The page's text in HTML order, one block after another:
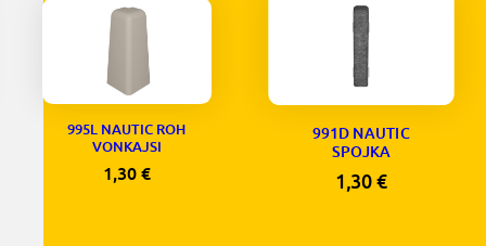
995L NAUTIC ROH
VONKAJSI
1,30 €
991D NAUTIC
SPOJKA
1,30€